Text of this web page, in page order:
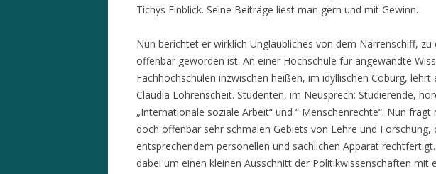
Tichys Einblick. Seine Beiträge liest man gern und mit Gewinn.
Nun berichtet er wirklich Unglaubliches von dem Narrenschiff,
offenbar geworden ist. An einer Hochschule für angewandte
Fachhochschulen inzwischen heißen, im idyllischen Coburg,
Claudia Lohrenscheit. Studenten, im Neusprech: Studierende,
„Internationale soziale Arbeit“ und “ Menschenrechte“. Nun
doch offenbar sehr schmalen Gebiets von Lehre und
entsprechendem personellen und sachlichen Apparat
dabei um einen kleinen Ausschnitt der Politikwissenschaften mit